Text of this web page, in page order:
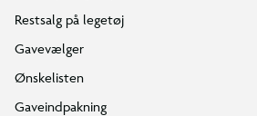
Restsalg på legetøj
Gavevælger
Ønskelisten
Gaveindpakning